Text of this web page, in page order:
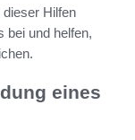
Hilfen
bei und helfen,
eines